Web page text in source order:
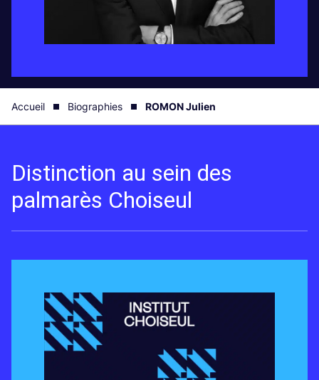
Accueil Biographies ROMON Julien
Distinction au sein des
palmarès Choiseul